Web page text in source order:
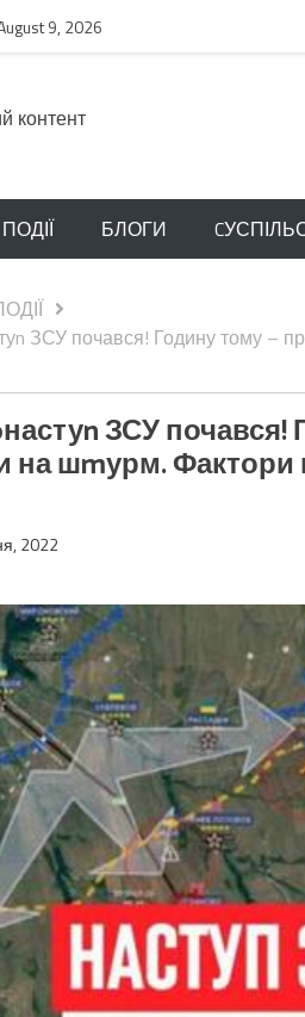
9, 2026
контент
ПОДІЇ БЛОГИ
ЗСУ почався! Годину тому –
ЗСУ почався!
на шmурм. Фактори
2022